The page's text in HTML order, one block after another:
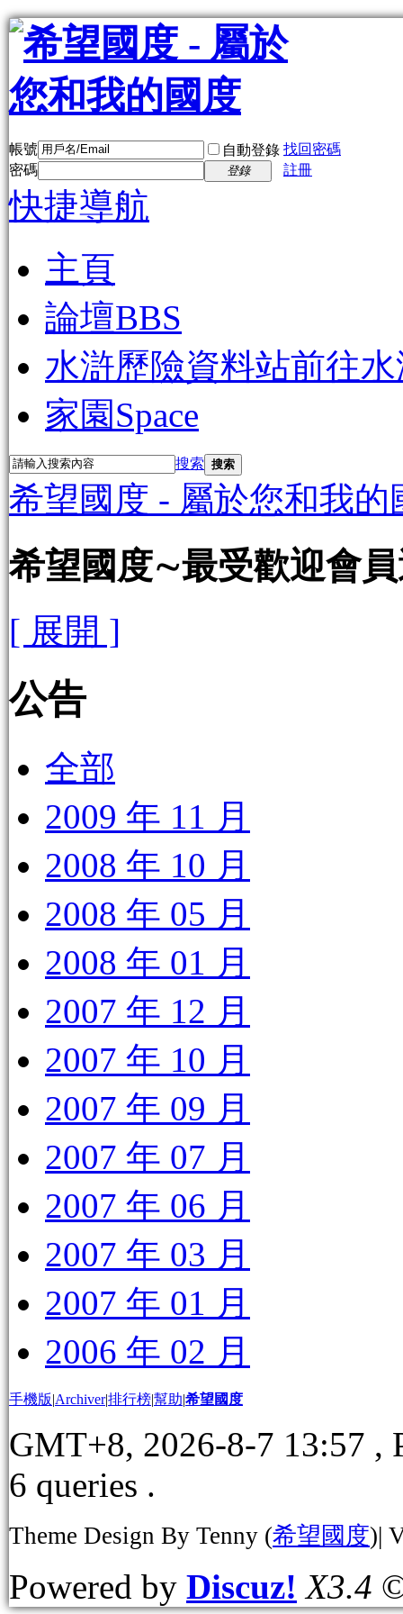
帳號 自動登錄 找回密碼
密碼
登錄 註冊
快捷導航
主頁
論壇BBS
水滸歷險資料站前往
家園Space
搜索 搜索
希望國度 - 屬於您和我的
希望國度∼最受歡迎會員
[ 展開 ]
公告
全部
2009 年 11 月
2008 年 10 月
2008 年 05 月
2008 年 01 月
2007 年 12 月
2007 年 10 月
2007 年 09 月
2007 年 07 月
2007 年 06 月
2007 年 03 月
2007 年 01 月
2006 年 02 月
手機版|Archiver|排行榜|幫助|希望國度
GMT+8, 2026-8-7 13:57 ,
6 queries .
Theme Design By Tenny (希望國度)|
Powered by Discuz! X3.4